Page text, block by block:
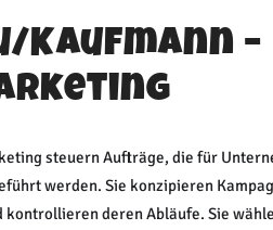
Kaufmann –
steuern Aufträge, die für
werden. Sie konzipieren
deren Abläufe. Sie